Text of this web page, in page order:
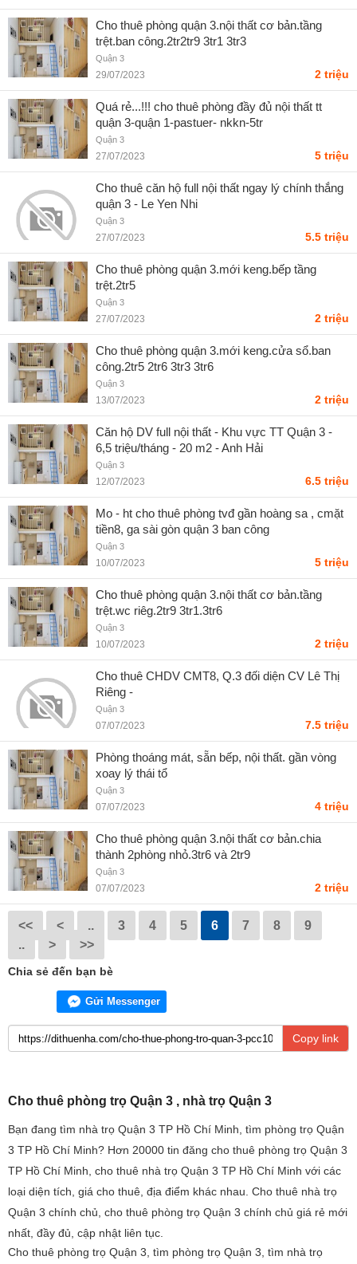
Cho thuê phòng quận 3.nội thất cơ bản.tầng
trệt.ban công.2tr2tr9 3tr1 3tr3
Quận 3
29/07/2023 2 triệu
Quá rẻ...!!! cho thuê phòng đầy đủ nội thất tt
quận 3-quận 1-pastuer- nkkn-5tr
Quận 3
27/07/2023 5 triệu
Cho thuê căn hộ full nội thất ngay lý chính thắng
quận 3 - Le Yen Nhi
Quận 3
27/07/2023 5.5 triệu
Cho thuê phòng quận 3.mới keng.bếp tầng
trệt.2tr5
Quận 3
27/07/2023 2 triệu
Cho thuê phòng quận 3.mới keng.cửa sổ.ban
công.2tr5 2tr6 3tr3 3tr6
Quận 3
13/07/2023 2 triệu
Căn hộ DV full nội thất - Khu vực TT Quận 3 -
6,5 triệu/tháng - 20 m2 - Anh Hải
Quận 3
12/07/2023 6.5 triệu
Mo - ht cho thuê phòng tvđ gần hoàng sa , cmặt
tiền8, ga sài gòn quận 3 ban công
Quận 3
10/07/2023 5 triệu
Cho thuê phòng quận 3.nội thất cơ bản.tầng
trệt.wc riêg.2tr9 3tr1.3tr6
Quận 3
10/07/2023 2 triệu
Cho thuê CHDV CMT8, Q.3 đối diện CV Lê Thị
Riêng -
Quận 3
07/07/2023 7.5 triệu
Phòng thoáng mát, sẵn bếp, nội thất. gần vòng
xoay lý thái tổ
Quận 3
07/07/2023 4 triệu
Cho thuê phòng quận 3.nội thất cơ bản.chia
thành 2phòng nhỏ.3tr6 và 2tr9
Quận 3
07/07/2023 2 triệu
<< < .. 3 4 5 6 7 8
9
..
> >>
Chia sẻ đến bạn bè
Gửi Messenger
Copy link
Cho thuê phòng trọ Quận 3 , nhà trọ Quận 3
Bạn đang tìm nhà trọ Quận 3 TP Hồ Chí Minh, tìm phòng trọ Quận
3 TP Hồ Chí Minh? Hơn 20000 tin đăng cho thuê phòng trọ Quận 3
TP Hồ Chí Minh, cho thuê nhà trọ Quận 3 TP Hồ Chí Minh với các
loại diện tích, giá cho thuê, địa điểm khác nhau. Cho thuê nhà trọ
Quận 3 chính chủ, cho thuê phòng trọ Quận 3 chính chủ giá rẻ mới
nhất, đầy đủ, cập nhật liên tục.
Cho thuê phòng trọ Quận 3, tìm phòng trọ Quận 3, tìm nhà trọ